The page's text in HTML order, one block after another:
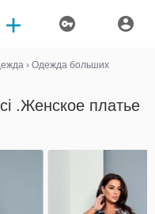
› Одежда больших
.Женское платье